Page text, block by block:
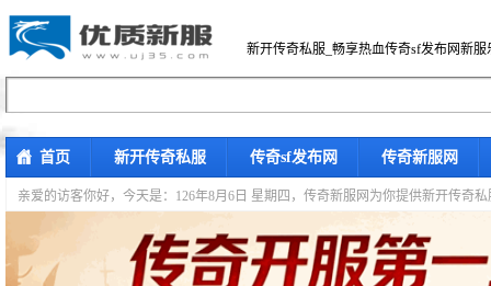
新开传奇私服_畅享热血传奇sf发布网新服
首页 新开传奇私服 传奇sf发布网 传奇新服网
亲爱的访客你好， 今天是：126年8月6日 星期四，传奇新服网为你提供新开传奇